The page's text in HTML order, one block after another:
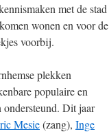
met de stad
wonen en voor de
voorbij.
plekken
populaire en
ondersteund. Dit jaar
Mesie(zang), Inge